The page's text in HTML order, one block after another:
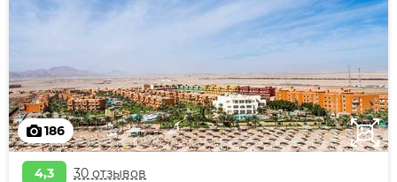
186
4,3 30 отзывов